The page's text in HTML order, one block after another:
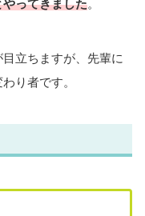
ってきました。
立ちますが、先輩に
り者です。